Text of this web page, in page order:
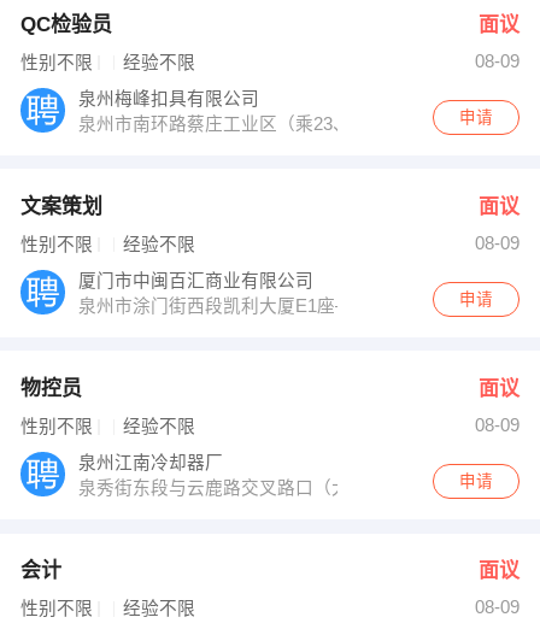
QC检验员 面议
性别不限 经验不限
08-09
泉州梅峰扣具有限公司
泉州市南环路蔡庄工业区（乘23、29路公交车到江南科
申请
文案策划 面议
性别不限 经验不限
08-09
厦门市中闽百汇商业有限公司
泉州市涂门街西段凯利大厦E1座—3层
申请
物控员 面议
性别不限 经验不限
08-09
泉州江南冷却器厂
泉秀街东段与云鹿路交叉路口（大自然水疗馆旁）
申请
会计 面议
性别不限 经验不限
08-09